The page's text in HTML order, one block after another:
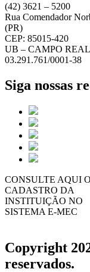
(42) 3621 – 5200
Rua Comendador
(PR)
CEP: 85015-420
UB – CAMPO
03.291.761/0001-38
Siga nossas
CONSULTE AQUI O
CADASTRO DA
INSTITUIÇÃO NO
SISTEMA E-MEC
Copyright
reservados.